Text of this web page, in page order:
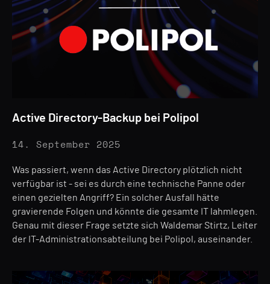
Active Directory-Backup bei Polipol
14. September 2025
Was passiert, wenn das Active Directory plötzlich nicht
verfügbar ist - sei es durch eine technische Panne oder
einen gezielten Angriff? Ein solcher Ausfall hätte
gravierende Folgen und könnte die gesamte IT lahmlegen.
Genau mit dieser Frage setzte sich Waldemar Stirtz, Leiter
der IT-Administrationsabteilung bei Polipol, auseinander.